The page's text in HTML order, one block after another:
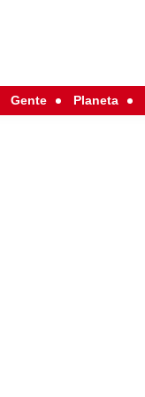
Gente Planeta